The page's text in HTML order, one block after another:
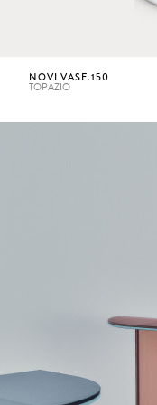
NOVI VASE.150
TOPAZIO